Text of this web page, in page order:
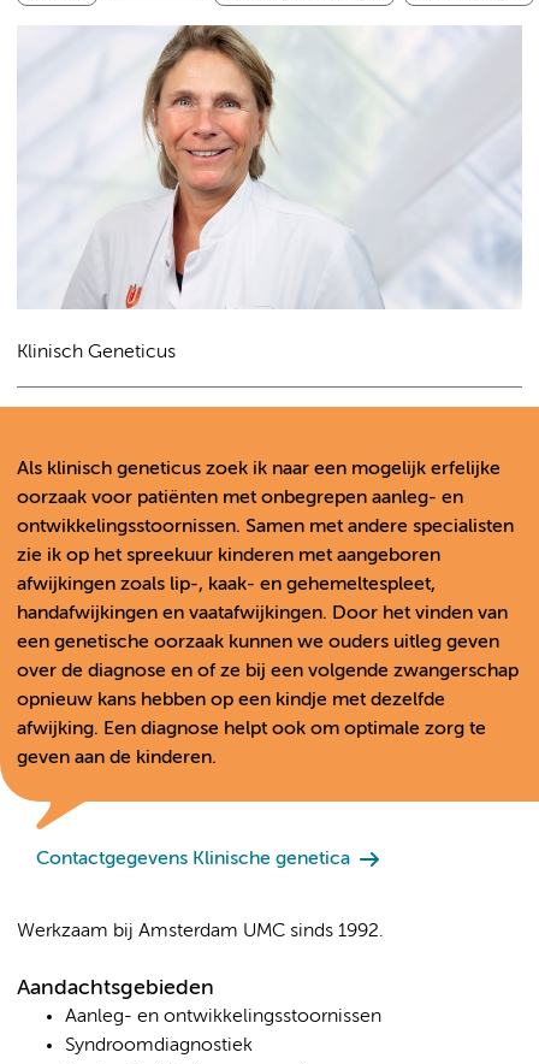
Klinisch Geneticus
Als klinisch geneticus zoek ik naar een mogelijk erfelijke
oorzaak voor patiënten met onbegrepen aanleg- en
ontwikkelingsstoornissen. Samen met andere specialisten
zie ik op het spreekuur kinderen met aangeboren
afwijkingen zoals lip-, kaak- en gehemeltespleet,
handafwijkingen en vaatafwijkingen. Door het vinden van
een genetische oorzaak kunnen we ouders uitleg geven
over de diagnose en of ze bij een volgende zwangerschap
opnieuw kans hebben op een kindje met dezelfde
afwijking. Een diagnose helpt ook om optimale zorg te
geven aan de kinderen.
Contactgegevens Klinische genetica
Werkzaam bij Amsterdam UMC sinds 1992.
Aandachtsgebieden
Aanleg- en ontwikkelingsstoornissen
Syndroomdiagnostiek